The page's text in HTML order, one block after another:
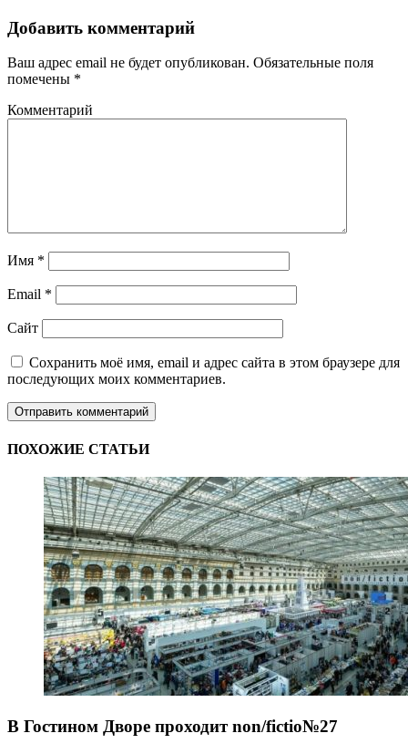
Добавить комментарий
Ваш адрес email не будет опубликован. Обязательные поля
помечены *
Комментарий
Имя *
Email *
Сайт
Сохранить моё имя, email и адрес сайта в этом браузере для
последующих моих комментариев.
ПОХОЖИЕ СТАТЬИ
В Гостином Дворе проходит non/fictio№27